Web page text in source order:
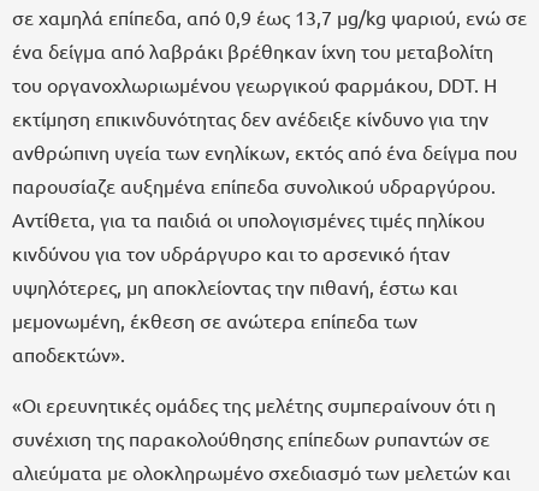
σε χαμηλά επίπεδα, από 0,9 έως 13,7 μg/kg ψαριού, ενώ σε
ένα δείγμα από λαβράκι βρέθηκαν ίχνη του μεταβολίτη
του οργανοχλωριωμένου γεωργικού φαρμάκου, DDT. Η
εκτίμηση επικινδυνότητας δεν ανέδειξε κίνδυνο για την
ανθρώπινη υγεία των ενηλίκων, εκτός από ένα δείγμα που
παρουσίαζε αυξημένα επίπεδα συνολικού υδραργύρου.
Αντίθετα, για τα παιδιά οι υπολογισμένες τιμές πηλίκου
κινδύνου για τον υδράργυρο και το αρσενικό ήταν
υψηλότερες, μη αποκλείοντας την πιθανή, έστω και
μεμονωμένη, έκθεση σε ανώτερα επίπεδα των
αποδεκτών».
«Οι ερευνητικές ομάδες της μελέτης συμπεραίνουν ότι η
συνέχιση της παρακολούθησης επίπεδων ρυπαντών σε
αλιεύματα με ολοκληρωμένο σχεδιασμό των μελετών και